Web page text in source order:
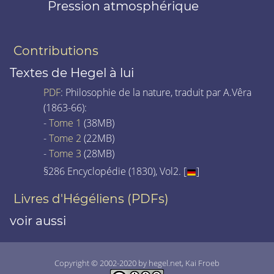
Pression atmosphérique
Contributions
Textes de Hegel à lui
PDF: Philosophie de la nature, traduit par A.Vêra
(1863-66):
-Tome 1 (38MB)
-Tome 2 (22MB)
-Tome 3 (28MB)
§286 Encyclopédie (1830), Vol2. [
]
Livres d'Hégéliens (PDFs)
voir aussi
Copyright © 2002-2020 by hegel.net, Kai Froeb